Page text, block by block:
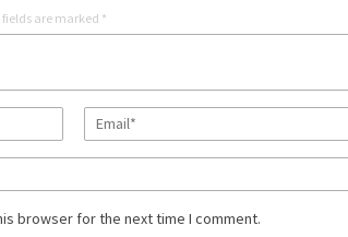
fields are marked *
browser for the next time I comment.